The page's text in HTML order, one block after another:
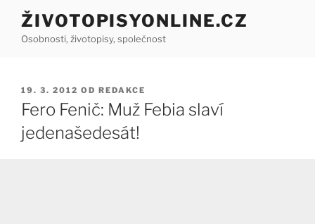
Přejít
obsahu
ŽIVOTOPISYONLINE.CZ
Osobnosti, životopisy, společnost
PUBLIKOVÁNO
19. 3. 2012 OD REDAKCE
Fero Fenič: Muž Febia slaví
jedenašedesát!